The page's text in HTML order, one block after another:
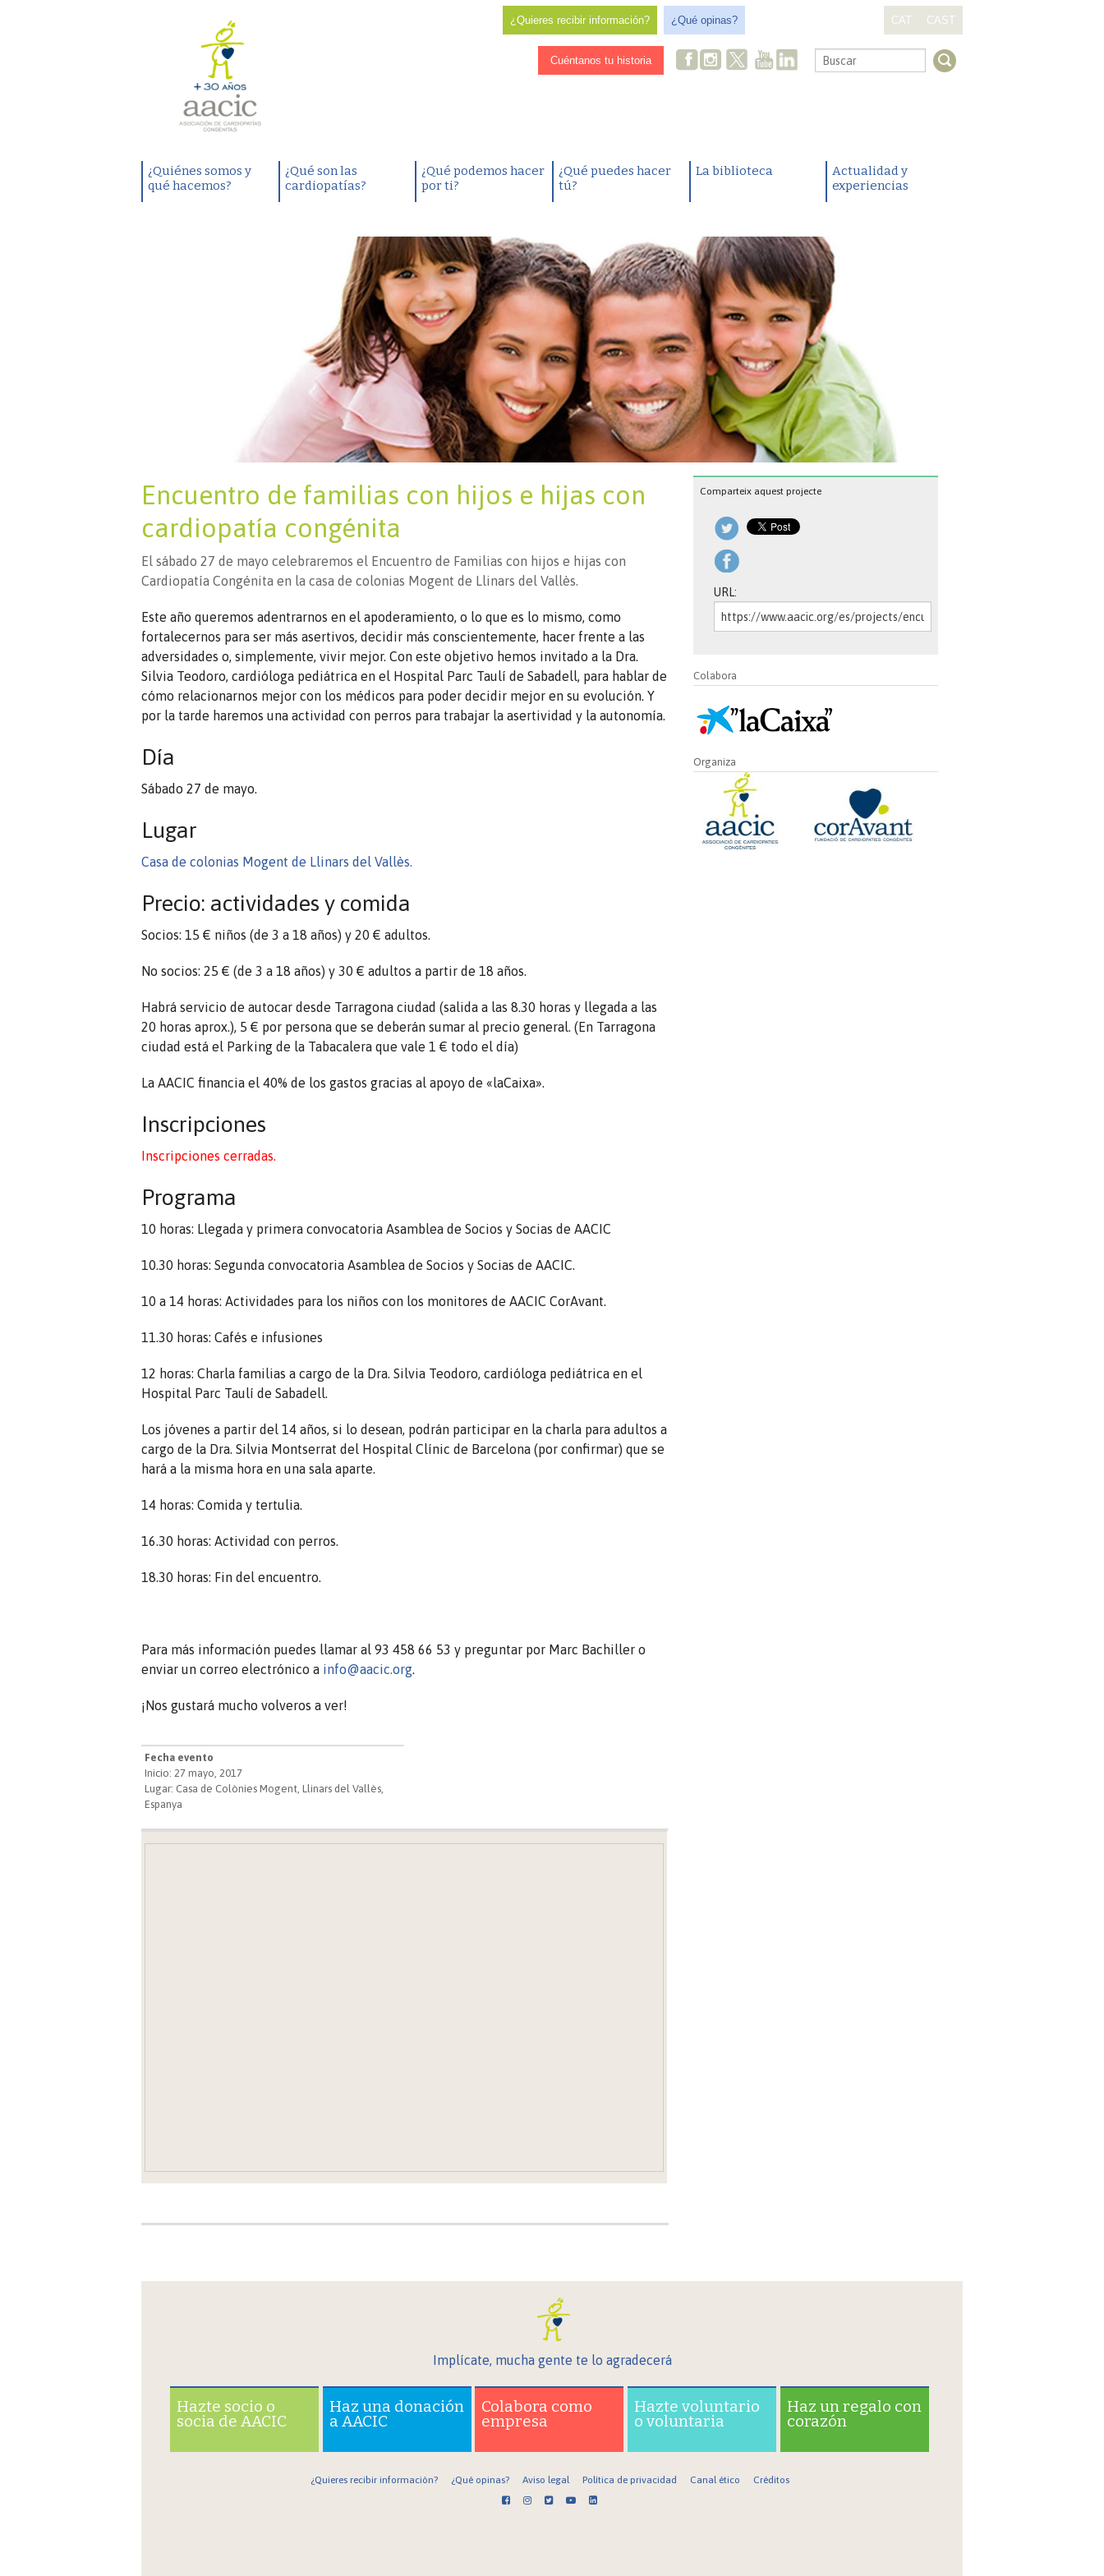
¿Quieres recibir información? ¿Qué opinas? CAT CAST
Cuéntanos tu historia .
¿Quiénes somos y
qué hacemos?
¿Qué son las
cardiopatías?
¿Qué podemos hacer
por ti?
¿Qué puedes hacer
tú?
La biblioteca
Actualidad y
experiencias
Encuentro de familias con hijos e hijas con
cardiopatía congénita
El sábado 27 de mayo celebraremos el Encuentro de Familias con hijos e hijas con
Cardiopatía Congénita en la casa de colonias Mogent de Llinars del Vallès.
Este año queremos adentrarnos en el apoderamiento, o lo que es lo mismo, como
fortalecernos para ser más asertivos, decidir más conscientemente, hacer frente a las
adversidades o, simplemente, vivir mejor. Con este objetivo hemos invitado a la Dra.
Silvia Teodoro, cardióloga pediátrica en el Hospital Parc Taulí de Sabadell, para hablar de
cómo relacionarnos mejor con los médicos para poder decidir mejor en su evolución. Y
por la tarde haremos una actividad con perros para trabajar la asertividad y la autonomía.
Día
Sábado 27 de mayo.
Lugar
Casa de colonias Mogent de Llinars del Vallès.
Precio: actividades y comida
Socios: 15 € niños (de 3 a 18 años) y 20 € adultos.
No socios: 25 € (de 3 a 18 años) y 30 € adultos a partir de 18 años.
Habrá servicio de autocar desde Tarragona ciudad (salida a las 8.30 horas y llegada a las
20 horas aprox.), 5 € por persona que se deberán sumar al precio general. (En Tarragona
ciudad está el Parking de la Tabacalera que vale 1 € todo el día)
La AACIC financia el 40% de los gastos gracias al apoyo de «laCaixa».
Inscripciones
Inscripciones cerradas.
Programa
10 horas: Llegada y primera convocatoria Asamblea de Socios y Socias de AACIC
10.30 horas: Segunda convocatoria Asamblea de Socios y Socias de AACIC.
10 a 14 horas: Actividades para los niños con los monitores de AACIC CorAvant.
11.30 horas: Cafés e infusiones
12 horas: Charla familias a cargo de la Dra. Silvia Teodoro, cardióloga pediátrica en el
Hospital Parc Taulí de Sabadell.
Los jóvenes a partir del 14 años, si lo desean, podrán participar en la charla para adultos a
cargo de la Dra. Silvia Montserrat del Hospital Clínic de Barcelona (por confirmar) que se
hará a la misma hora en una sala aparte.
14 horas: Comida y tertulia.
16.30 horas: Actividad con perros.
18.30 horas: Fin del encuentro.
Para más información puedes llamar al 93 458 66 53 y preguntar por Marc Bachiller o
enviar un correo electrónico a info@aacic.org
¡Nos gustará mucho volveros a ver!
Fecha evento
Inicio: 27 mayo, 2017
Lugar: Casa de Colònies Mogent, Llinars del Vallès,
Espanya
Comparteix aquest projecte
URL:
Colabora
Organiza
Implícate, mucha gente te lo agradecerá
Hazte socio o
socia de AACIC
Haz una donación
a AACIC
Colabora como
empresa
Hazte voluntario
o voluntaria
Haz un regalo con
corazón
¿Quieres recibir información? ¿Qué opinas? Aviso legal Política de privacidad Canal ético Créditos